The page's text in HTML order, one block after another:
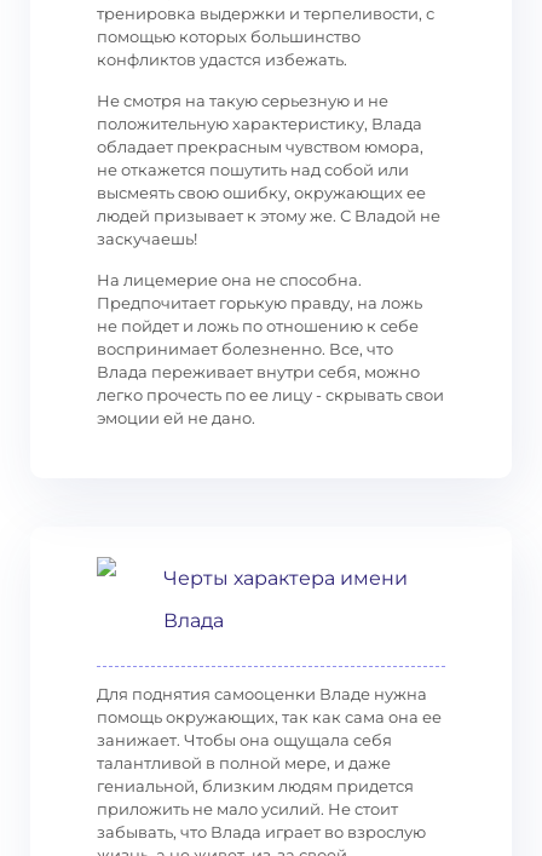
тренировка выдержки и терпеливости, с
помощью которых большинство
конфликтов удастся избежать.
Не смотря на такую серьезную и не
положительную характеристику, Влада
обладает прекрасным чувством юмора,
не откажется пошутить над собой или
высмеять свою ошибку, окружающих ее
людей призывает к этому же. С Владой не
заскучаешь!
На лицемерие она не способна.
Предпочитает горькую правду, на ложь
не пойдет и ложь по отношению к себе
воспринимает болезненно. Все, что
Влада переживает внутри себя, можно
легко прочесть по ее лицу - скрывать свои
эмоции ей не дано.
Черты характера имени
Влада
Для поднятия самооценки Владе нужна
помощь окружающих, так как сама она ее
занижает. Чтобы она ощущала себя
талантливой в полной мере, и даже
гениальной, близким людям придется
приложить не мало усилий. Не стоит
забывать, что Влада играет во взрослую